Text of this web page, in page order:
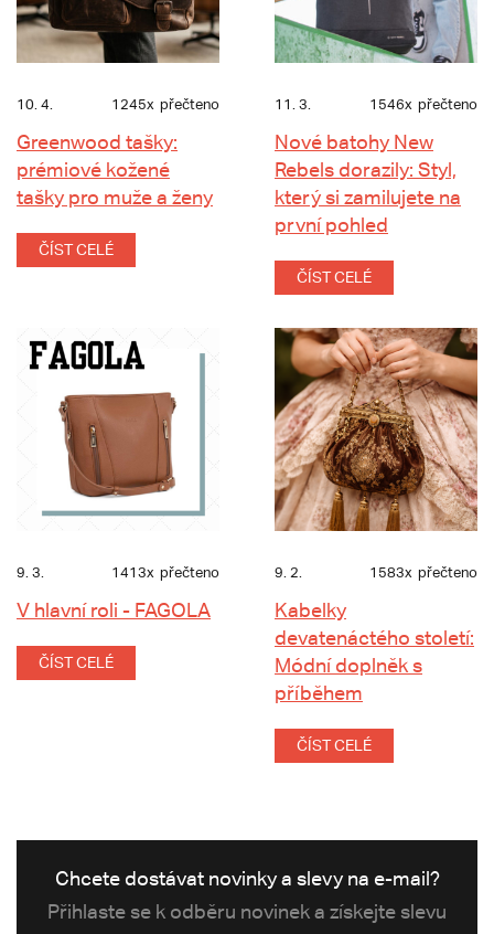
10. 4. 1245x přečteno
Greenwood tašky:
prémiové kožené
tašky pro muže a ženy
ČÍST CELÉ
11. 3. 1546x přečteno
Nové batohy New
Rebels dorazily: Styl,
který si zamilujete na
první pohled
ČÍST CELÉ
9. 3. 1413x přečteno
V hlavní roli - FAGOLA
ČÍST CELÉ
9. 2. 1583x přečteno
Kabelky
devatenáctého století:
Módní doplněk s
příběhem
ČÍST CELÉ
Chcete dostávat novinky a slevy na e-mail?
Přihlaste se k odběru novinek a získejte slevu